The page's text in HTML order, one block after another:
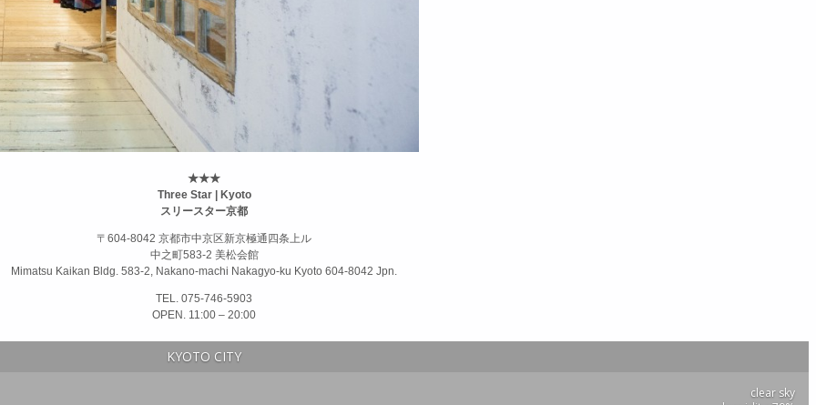
★★★
Three Star | Kyoto
スリースター京都
〒604-8042 京都市中京区新京極通四条上ル
中之町583-2 美松会館
Mimatsu Kaikan Bldg. 583-2, Nakano-machi Nakagyo-ku Kyoto 604-8042 Jpn.
TEL. 075-746-5903
OPEN. 11:00 – 20:00
KYOTO CITY
clear sky